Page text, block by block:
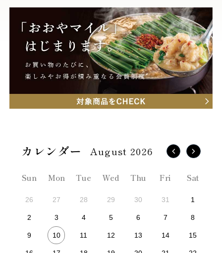
August 2026
Sun Mon Tue Wed Thu Fri Sat
26 27 28 29 30 31 1
2 3 4 5 6 7 8
9 10 11 12 13 14 15